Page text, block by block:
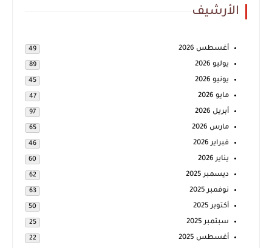
الأرشيف
أغسطس 2026 49
يوليو 2026 89
يونيو 2026 45
مايو 2026 47
أبريل 2026 97
مارس 2026 65
فبراير 2026 46
يناير 2026 60
ديسمبر 2025 62
نوفمبر 2025 63
أكتوبر 2025 50
سبتمبر 2025 25
أغسطس 2025 22